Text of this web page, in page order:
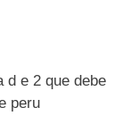
d e 2 que debe
peru